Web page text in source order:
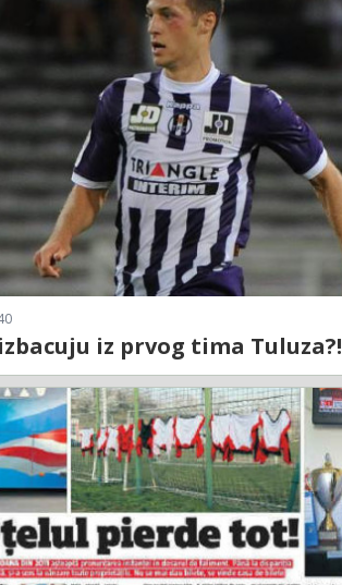
iz prvog tima Tuluza?!